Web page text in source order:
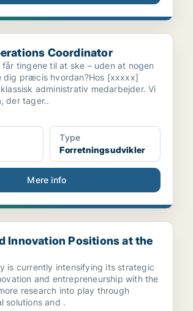
Coordinator
Coordinator
tingene til at ske – uden at nogen
dig præcis hvordan?Hos [xxxxx]
administrativ medarbejder. Vi
der tager..
Type
Forretningsudvikler
Mere info
Positions at the Faculty o...
Innovation Positions at the
is currently intensifying its strategic
and entrepreneurship with the
research into play through
solutions and .